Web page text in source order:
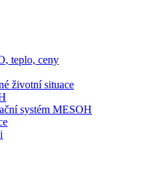
teplo, ceny
životní situace
systém MESOH